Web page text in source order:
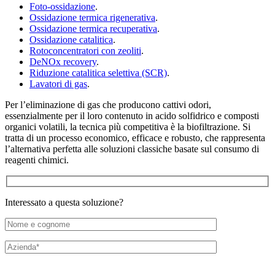
Foto-ossidazione.
Ossidazione termica rigenerativa.
Ossidazione termica recuperativa.
Ossidazione catalitica.
Rotoconcentratori con zeoliti.
DeNOx recovery.
Riduzione catalitica selettiva (SCR).
Lavatori di gas.
Per l’eliminazione di gas che producono cattivi odori,
essenzialmente per il loro contenuto in acido solfidrico e composti
organici volatili, la tecnica più competitiva è la biofiltrazione. Si
tratta di un processo economico, efficace e robusto, che rappresenta
l’alternativa perfetta alle soluzioni classiche basate sul consumo di
reagenti chimici.
Interessato a questa soluzione?